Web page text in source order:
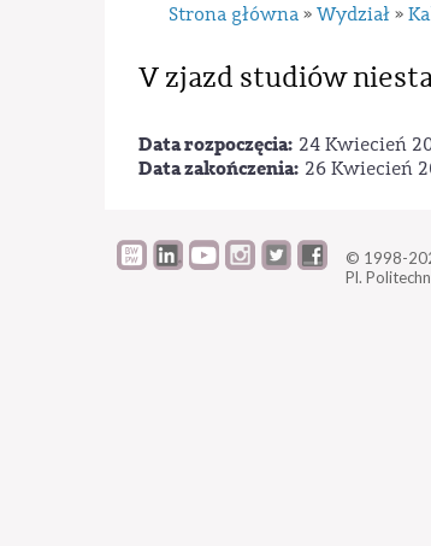
Strona główna » Wydział »
V zjazd studiów
Data rozpoczęcia: 24 Kwiecień
Data zakończenia: 26 Kwiecień
© 1998-
Pl.